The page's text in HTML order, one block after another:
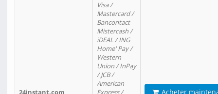
24instant.com
Visa /
Mastercard /
Bancontact
Mistercash /
iDEAL / ING
Home' Pay /
Western
Union / InPay
/ JCB /
American
Express /
Acheter